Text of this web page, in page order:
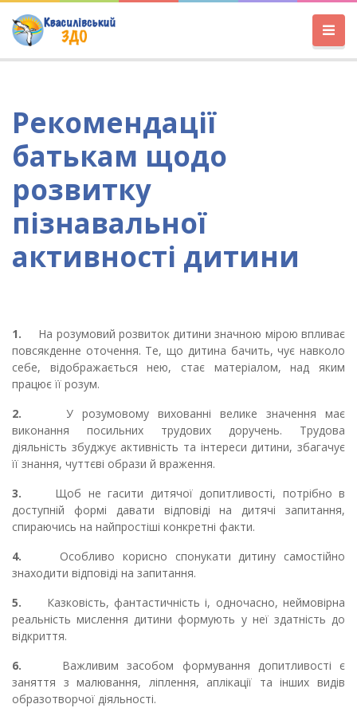
Рекомендації
батькам щодо
розвитку
пізнавальної
активності дитини
1. На розумовий розвиток дитини значною мірою впливає
повсякденне оточення. Те, що дитина бачить, чує навколо
себе, відображається нею, стає матеріалом, над яким
працює її розум.
2. У розумовому вихованні велике значення має
виконання посильних трудових доручень. Трудова
діяльність збуджує активність та інтереси дитини, збагачує
її знання, чуттєві образи й враження.
3. Щоб не гасити дитячої допитливості, потрібно в
доступній формі давати відповіді на дитячі запитання,
спираючись на найпростіші конкретні факти.
4. Особливо корисно спонукати дитину самостійно
знаходити відповіді на запитання.
5. Казковість, фантастичність і, одночасно, неймовірна
реальність мислення дитини формують у неї здатність до
відкриття.
6. Важливим засобом формування допитливості є
заняття з малювання, ліплення, аплікації та інших видів
образотворчої діяльності.